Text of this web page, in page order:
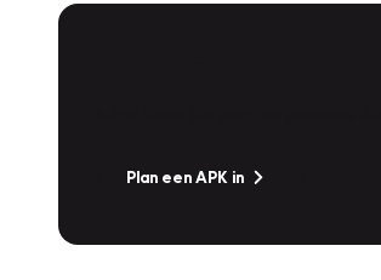
Plan een APK in